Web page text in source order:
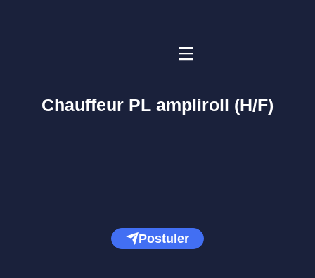
Chauffeur PL ampliroll (H/F)
Postuler